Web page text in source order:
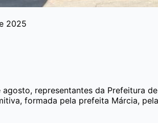
2025
agosto, representantes da Prefeitura
formada pela prefeita Márcia,